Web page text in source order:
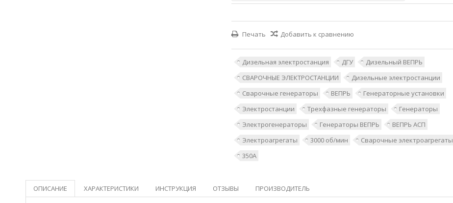
Печать Добавить к сравнению
Дизельная электростанция ДГУ
Дизельный ВЕПРЬ
СВАРОЧНЫЕ ЭЛЕКТРОСТАНЦИИ
Дизельные электростанции
Сварочные генераторы
ВЕПРЬ
Генераторные установки
Электростанции
Трехфазные генераторы
Генераторы
Электрогенераторы
Генераторы ВЕПРЬ
ВЕПРЬ АСП
Электроагрегаты
3000 об/мин
Сварочные электроагрегаты
350А
ОПИСАНИЕ ХАРАКТЕРИСТИКИ ИНСТРУКЦИЯ ОТЗЫВЫ ПРОИЗВОДИТЕЛЬ